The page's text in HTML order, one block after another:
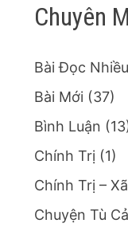
Chuyên
Bài Đọc Nhiều
Bài Mới (37)
Bình Luận
Chính Trị (1)
Chính Trị –
Chuyện Tù